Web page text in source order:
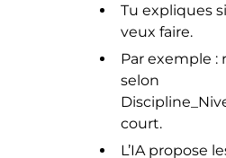
Tu expliques
veux faire.
Par exemple :
selon
court.
L’IA propose